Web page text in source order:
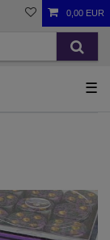
0,00 EUR
☰